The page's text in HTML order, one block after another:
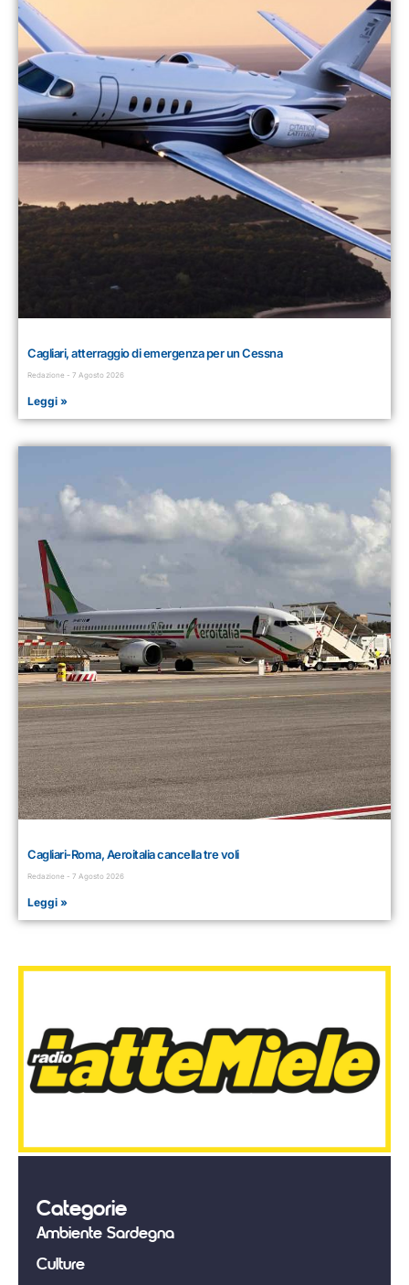
Cagliari, atterraggio di emergenza per un Cessna
Redazione 7 Agosto 2026
Leggi »
Cagliari-Roma, Aeroitalia cancella tre voli
Redazione 7 Agosto 2026
Leggi »
Categorie
Ambiente Sardegna
Culture